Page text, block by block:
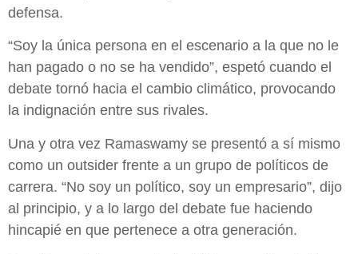
defensa.
“Soy la única persona en el escenario a la que no le
han pagado o no se ha vendido”, espetó cuando el
debate tornó hacia el cambio climático, provocando
la indignación entre sus rivales.
Una y otra vez Ramaswamy se presentó a sí mismo
como un outsider frente a un grupo de políticos de
carrera. “No soy un político, soy un empresario”, dijo
al principio, y a lo largo del debate fue haciendo
hincapié en que pertenece a otra generación.